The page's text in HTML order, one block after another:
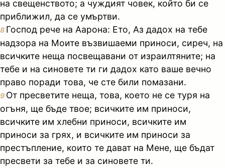
на свещенството; а чуждият човек, който би се
приближил, да се умъртви.
8 Господ рече на Аарона: Ето, Аз дадох на тебе
надзора на Моите възвишаеми приноси, сиреч, на
всичките неща посвещавани от израилтяните; на
тебе и на синовете ти ги дадох като ваше вечно
право поради това, че сте били помазани.
9 От пресветите неща, това, което не се туря на
огъня, ще бъде твое; всичките им приноси,
всичките им хлебни приноси, всичките им
приноси за грях, и всичките им приноси за
престъпление, които те дават на Мене, ще бъдат
пресвети за тебе и за синовете ти.